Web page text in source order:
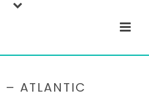
– ATLANTIC